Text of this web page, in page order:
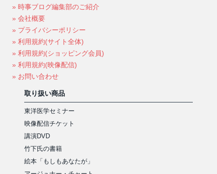
» 時事ブログ編集部のご紹介
» 会社概要
» プライバシーポリシー
» 利用規約(サイト全体)
» 利用規約(ショッピング会員)
» 利用規約(映像配信)
» お問い合わせ
取り扱い商品
東洋医学セミナー
映像配信チケット
講演DVD
竹下氏の書籍
絵本「もしもあなたが」